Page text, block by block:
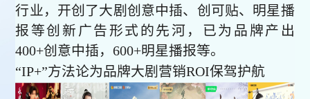
行业，开创了大剧创意中插、创可贴、明星播
报等创新广告形式的先河，已为品牌产出
400+创意中插，600+明星播报等。
“IP+”方法论为品牌大剧营销ROI保驾护航